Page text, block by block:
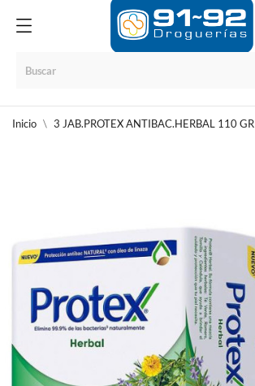
Inicio 3 JAB.PROTEX ANTIBAC.HERBAL 110 GR